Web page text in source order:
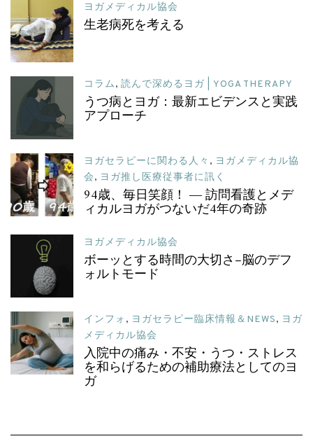
ヨガメディカル協会
生老病死を考える
コラム, 読んで深めるヨガ | YOGA THERAPY
うつ病とヨガ：最新エビデンスと実践
アプローチ
ヨガセラピーに関わる人々 , ヨガメディカル協
会, ヨガ推し医療従事者に訊く
94歳、毎日笑顔！ ― 訪問看護とメデ
ィカルヨガがつないだ4年の奇跡
ヨガメディカル協会
ボーッとする時間の大切さ–脳のデフ
ォルトモード
インフォ , ヨガセラピー臨床情報＆NEWS, ヨガ
メディカル協会
入院中の痛み・不安・うつ・ストレス
を和らげるための補助療法としてのヨ
ガ